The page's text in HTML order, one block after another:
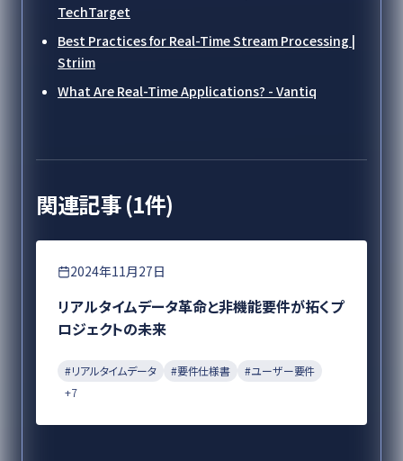
TechTarget
Best Practices for Real-Time Stream Processing |
Striim
What Are Real-Time Applications? - Vantiq
関連記事 (1件)
要件定義
2024年11月27日
リアルタイムデータ革命と非機能要件が拓くプ
ロジェクトの未来
#リアルタイムデータ #要件仕様書 #ユーザー要件
+7